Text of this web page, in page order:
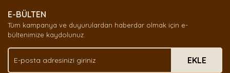
Ürün açıklamasında eksik bilgiler bulunuyor.
Ürün bilgilerinde hatalar bulunuyor.
Ürün fiyatı diğer sitelerden daha pahalı.
Bu ürüne benzer farklı alternatifler olmalı.
E-BÜLTEN
Tüm kampanya ve duyurulardan haberdar olmak için e-
bültenimize kaydolunuz.
EKLE